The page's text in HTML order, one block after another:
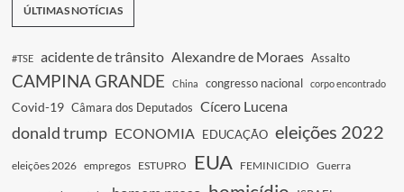
ÚLTIMAS NOTÍCIAS
#TSE acidente de trânsito Alexandre de Moraes Assalto
CAMPINA GRANDE China congresso nacional corpo encontrado
Covid-19 Câmara dos Deputados Cícero Lucena
donald trump ECONOMIA EDUCAÇÃO eleições 2022
eleições 2026 empregos ESTUPRO EUA FEMINICIDIO Guerra